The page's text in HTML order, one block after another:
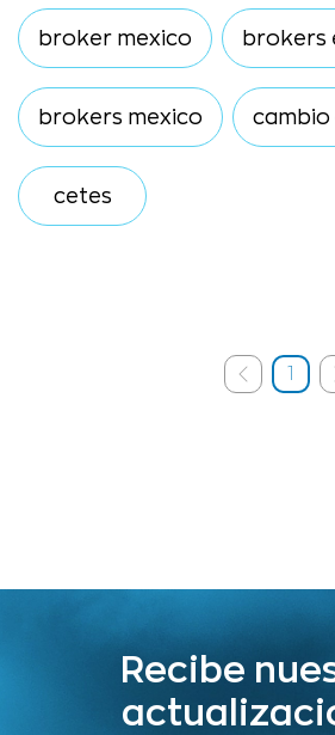
broker mexico brokers
brokers mexico cambio
cetes
1
Recibe